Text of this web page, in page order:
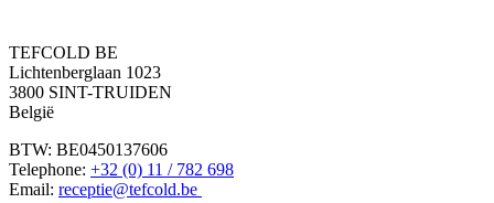
TEFCOLD BE
Lichtenberglaan 1023
3800 SINT-TRUIDEN
België
BTW: BE0450137606
Telephone: +32 (0) 11 / 782 698
Email: receptie@tefcold.be